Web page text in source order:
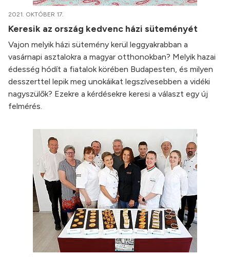
2021. OKTÓBER 17.
Keresik az ország kedvenc házi süteményét
Vajon melyik házi sütemény kerül leggyakrabban a
vasárnapi asztalokra a magyar otthonokban? Melyik hazai
édesség hódít a fiatalok körében Budapesten, és milyen
desszerttel lepik meg unokáikat legszívesebben a vidéki
nagyszülők? Ezekre a kérdésekre keresi a választ egy új
felmérés.